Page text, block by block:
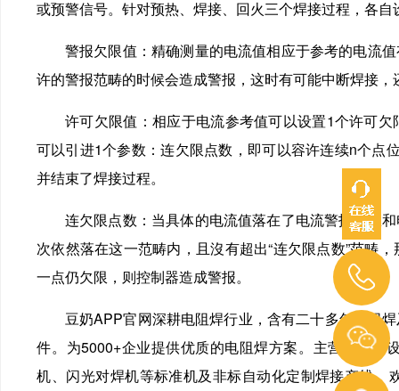
或预警信号。针对预热、焊接、回火三个焊接过程，各
警报欠限值：精确测量的电流值相应于参考的电流
许的警报范畴的时候会造成警报，这时有可能中断焊接
许可欠限值：相应于电流参考值可以设置1个许可欠限
可以引进1个参数：连欠限点数，即可以容许连续n个
并结束了焊接过程。
连欠限点数：当具体的电流值落在了电流警报欠限和
次依然落在这一范畴内，且沒有超出“连欠限点数”范畴
一点仍欠限，则控制器造成警报。
豆奶APP官网深耕电阻焊行业，含有二十多年电阻
件。为5000+企业提供优质的电阻焊方案。主营电阻焊
机、闪光对焊机等标准机及非标自动化定制焊接产线